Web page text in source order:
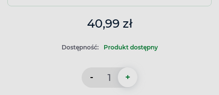
40,99 zł
Dostępność: Produkt dostępny
- +